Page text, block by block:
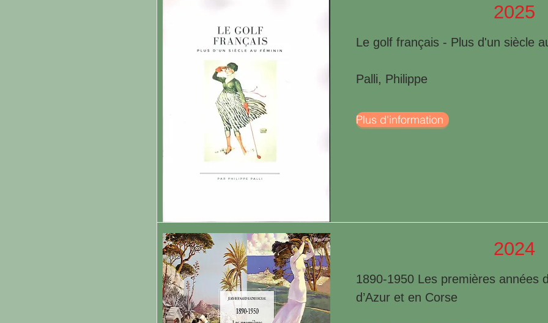
2025
Le golf français - Plus d'un siècle
Palli, Philippe
Plus d'information
2024
1890-1950 Les premières années
d’Azur et en Corse